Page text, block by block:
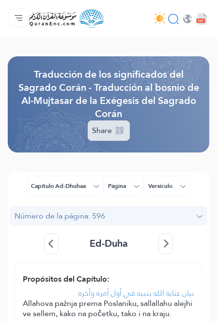
Página principal
Índice de traducciones
Audio
Servicios de desarrolladores - API
Sobre el proyecto
Contáctanos
Idioma
Traducción de los significados del
Sagrado Corán - Traducción al bosnio de
Al-Mujtasar de la Exégesis del Sagrado
Corán
Share
Capítulo Ad-Dhuhaa Página Versículo
Número de la página: 596
Ed-Duha
Propósitos del Capítulo:
بيان عناية الله بنبيه في أول أمره وآخره.
Allahova pažnja prema Poslaniku, sallallahu alejhi
ve sellem, kako na početku, tako i na kraju.